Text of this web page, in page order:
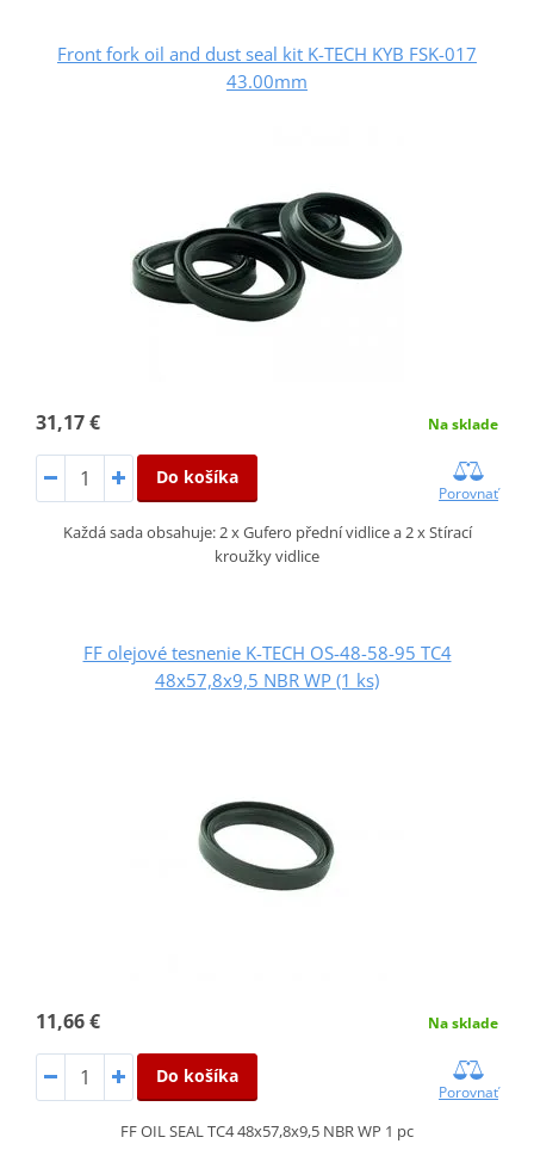
Front fork oil and dust seal kit K-TECH KYB FSK-017
43.00mm
31,17 € Na sklade
Do košíka
Porovnať
Každá sada obsahuje: 2 x Gufero přední vidlice a 2 x Stírací
kroužky vidlice
FF olejové tesnenie K-TECH OS-48-58-95 TC4
48x57,8x9,5 NBR WP (1 ks)
11,66 € Na sklade
Do košíka
Porovnať
FF OIL SEAL TC4 48x57,8x9,5 NBR WP 1 pc